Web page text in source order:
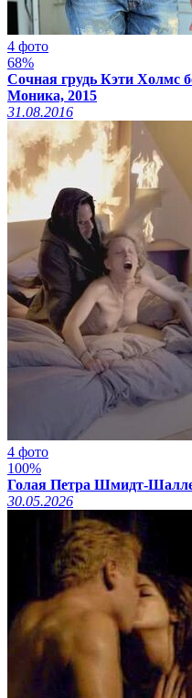
4 фото
68%
Сочная грудь Кэти Холмс
Моника, 2015
31.08.2016
4 фото
100%
Голая Петра Шмидт-
30.05.2026